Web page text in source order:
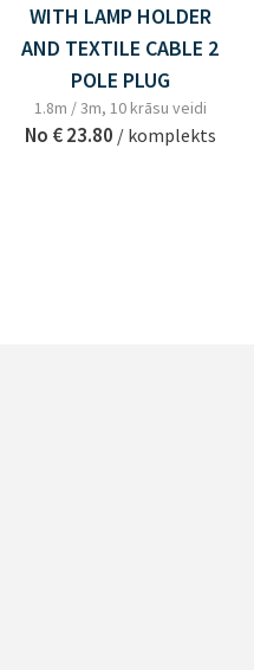
WITH LAMP HOLDER
AND TEXTILE CABLE 2
POLE PLUG
1.8m / 3m, 10 krāsu veidi
No € 23.80 / komplekts